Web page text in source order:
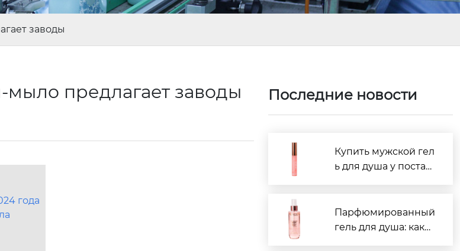
заводы
предлагает заводы
года
Последние новости
Купить мужской гел
ь для душа у постав
Парфюмированный
гель для душа: како